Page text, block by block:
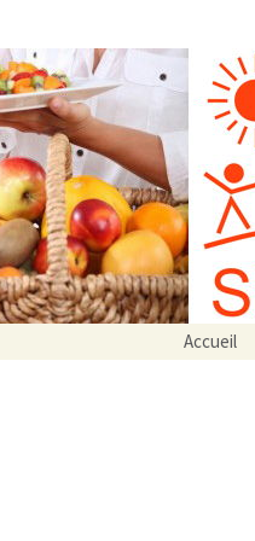
Aller
au
Accueil